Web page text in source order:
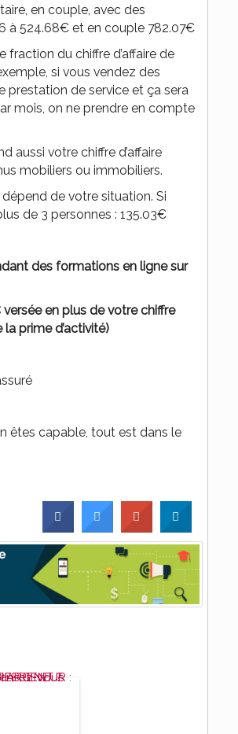
en couple, avec des
à 524.68€ et en couple 782.07€
fraction du chiffre d’affaire de
si vous vendez des
prestation de service et ça sera
mois, on ne prendre en compte
aussi votre chiffre d’affaire
mobiliers ou immobiliers.
de votre situation. Si
de 3 personnes : 135.03€
des formations en ligne sur
versée en plus de votre chiffre
la prime d’activité)
êtes capable, tout est dans le